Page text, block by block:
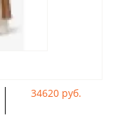
34620 руб.